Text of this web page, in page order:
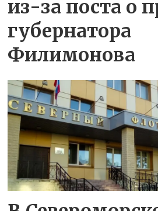
из-за поста о
губернатора
Филимонова